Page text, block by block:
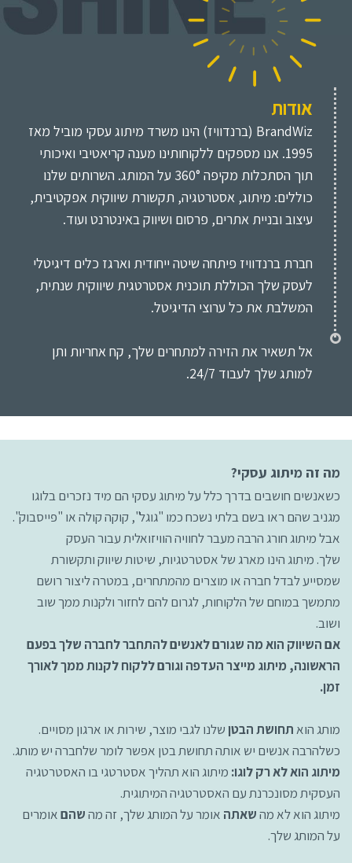
אודות
BrandWiz (ברנדוויז) הינו משרד מיתוג עסקי מוביל מאז
1995. אנו מספקים ללקוחותינו מענה קריאטיבי ואיכותי
תוך הסתכלות מקיפה 360° על המותג. השרותים שלנו
כוללים: מיתוג, אסטרטגיה, תקשורת שיווקית אפקטיבית,
עיצוב ובניית אתרים, פרסום ושיווק באינטרנט ועוד.
חברת ברנדוויז פיתחה שיטה ייחודית וארגז כלים דיגיטלי
לעסק שלך הכוללת תוכנית אסטרטגית שיווקית שנתית,
המשלבת את כל ערוצי הדיגיטל.
אל תשאיר את הזירה למתחרים שלך, קח אחריות ותן
למותג שלך לעבוד 24/7.
מה זה מיתוג עסקי?
כשאנשים חושבים בדרך כלל על מיתוג עסקי הם מיד נזכרים בלוגו
מגניב שהם ראו בשם בלתי נשכח כמו "גוגל", קוקה קולה או "פייסבוק".
אבל מיתוג חורג הרבה מעבר לחוויה הוויזואלית עבור העסק
שלך. מיתוג הינו מארג של אסטרטגיות, שיטות שיווק ותקשורת
שמסייע לבדל חברה או מוצרים מהמתחרים, במטרה ליצור רושם
מתמשך במוחם של הלקוחות, לגרום להם לחזור ולקנות ממך שוב
ושוב.
אם השיווק הוא מה שגורם לאנשים להתחבר לחברה שלך בפעם
הראשונה, מיתוג מייצר העדפה וגורם ללקוח לקנות ממך לאורך
זמן.
מותג הואתחושת הבטן שלנו לגבי מוצר, שירות או ארגון מסויים.
כשלהרבה אנשים יש אותה תחושת בטן אפשר לומר שלחברה יש מותג.
מיתוג הוא לא רק לוגו: מיתוג הוא תהליך אסטרטגי בו האסטרטגיה
העסקית מסונכרנת עם האסטרטגיה המיתוגית.
מיתוג הוא לא מהשאתה אומר על המותג שלך, זה מהשהםאומרים
על המותג שלך.